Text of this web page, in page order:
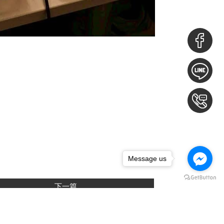
下一篇
Message us